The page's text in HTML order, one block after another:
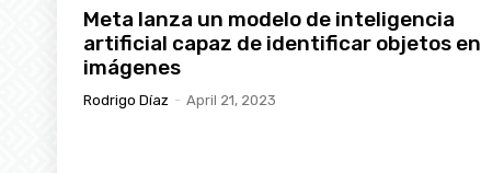
Meta lanza un modelo de inteligencia
artificial capaz de identificar objetos en
imágenes
Rodrigo Díaz - April 21, 2023